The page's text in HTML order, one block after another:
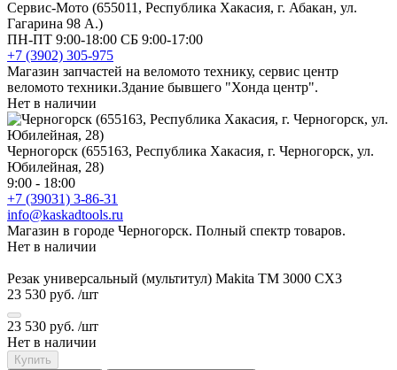
Сервис-Мото (655011, Республика Хакасия, г. Абакан, ул.
Гагарина 98 А.)
ПН-ПТ 9:00-18:00 СБ 9:00-17:00
+7 (3902) 305-975
Магазин запчастей на веломото технику, сервис центр
веломото техники.Здание бывшего "Хонда центр".
Нет в наличии
Черногорск (655163, Республика Хакасия, г. Черногорск, ул.
Юбилейная, 28)
9:00 - 18:00
+7 (39031) 3-86-31
info@kaskadtools.ru
Магазин в городе Черногорск. Полный спектр товаров.
Нет в наличии
Резак универсальный (мультитул) Makita TM 3000 СX3
23 530 руб. /шт
23 530 руб. /шт
Нет в наличии
Купить